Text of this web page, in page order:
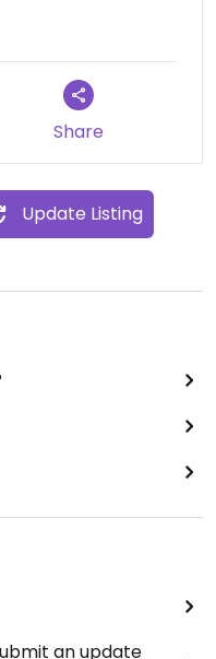
Share
Update Listing
an update